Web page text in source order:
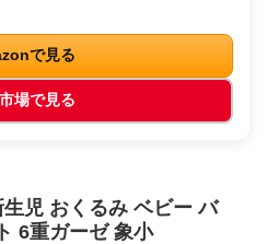
で見る
場で見る
児 おくるみ ベビー バ
6重ガーゼ 象小